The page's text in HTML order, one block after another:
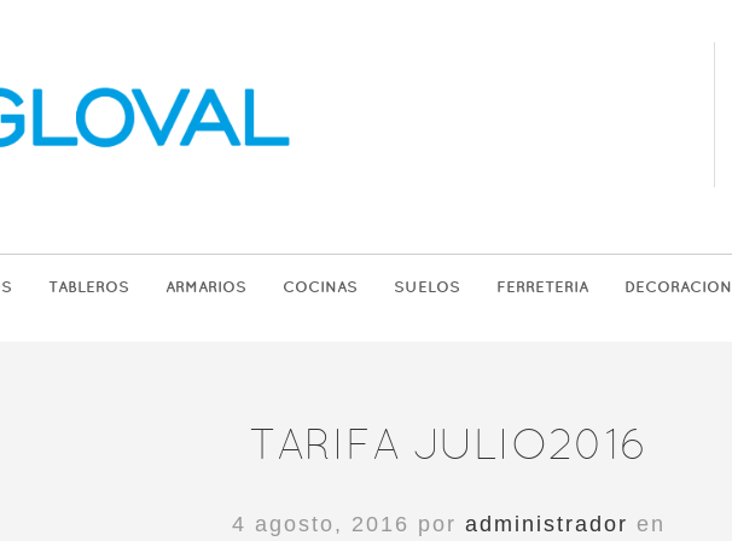
TABLEROS ARMARIOS COCINAS SUELOS FERRETERIA DECORACION
TARIFA JULIO2016
4 agosto, 2016 por administrador en